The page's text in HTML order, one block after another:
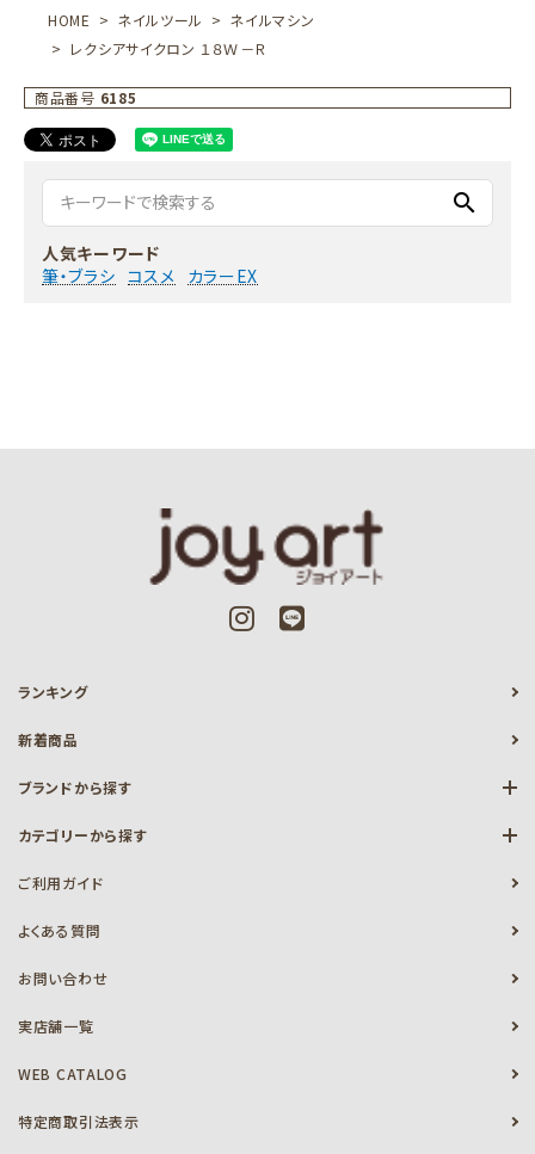
HOME ネイルツール
ネイルマシン
レクシアサイクロン １８Ｗ－Ｒ
商品番号 6185
search
人気キーワード
筆・ブラシ コスメ カラーEX
ランキング
新着商品
ブランドから探す
カテゴリーから探す
ご利用ガイド
よくある質問
お問い合わせ
実店舗一覧
WEB CATALOG
特定商取引法表示